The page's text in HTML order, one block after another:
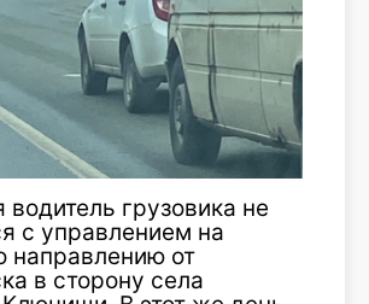
водитель грузовика не
с управлением на
направлению от
в сторону села